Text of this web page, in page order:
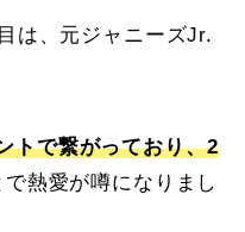
は、元ジャニーズJr.
トで繋がっており、2
熱愛が噂になりまし